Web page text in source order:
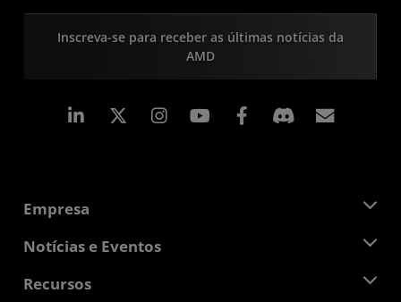
Inscreva-se para receber as últimas notícias da
AMD
Linkedin Instagram Facebook
Empresa
Sobre a AMD
Responsibilidade Corporativa
Notícias e Eventos
Sala de Imprensa
Recursos